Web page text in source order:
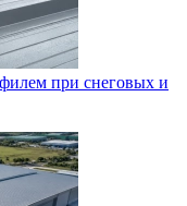
при снеговых и